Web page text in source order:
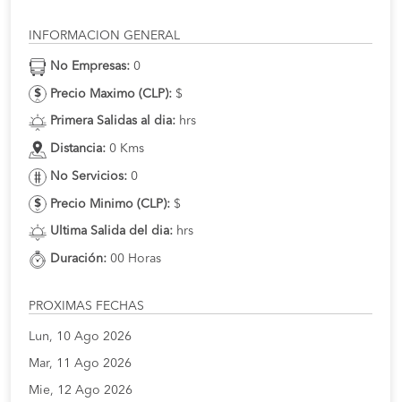
INFORMACION GENERAL
No Empresas: 0
Precio Maximo (CLP): $
Primera Salidas al dia: hrs
Distancia: 0 Kms
No Servicios: 0
Precio Minimo (CLP): $
Ultima Salida del dia: hrs
Duración: 00 Horas
PROXIMAS FECHAS
Lun, 10 Ago 2026
Mar, 11 Ago 2026
Mie, 12 Ago 2026